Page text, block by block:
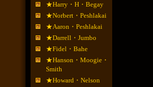
★Harry・H・Begay
★Norbert・Peshlakai
★Aaron・Peshlakai
★Darrell・Jumbo
★Fidel・Bahe
★Hanson・Moogie・
Smith
★Howard・Nelson